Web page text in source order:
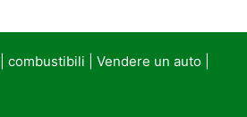
combustibili Vendere un auto|